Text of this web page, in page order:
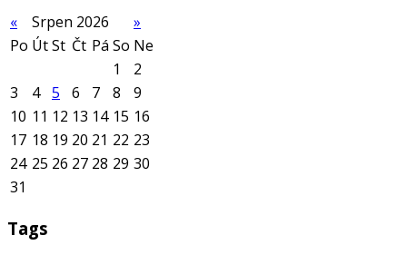
« Srpen 2026
»
Po ÚtSt Čt Pá So Ne
1
2
3
4 5 6 7 8
9
10 11 12 13 14 15 16
17 18 19 20 21 22 23
24 25 26 27 28 29 30
31
Tags